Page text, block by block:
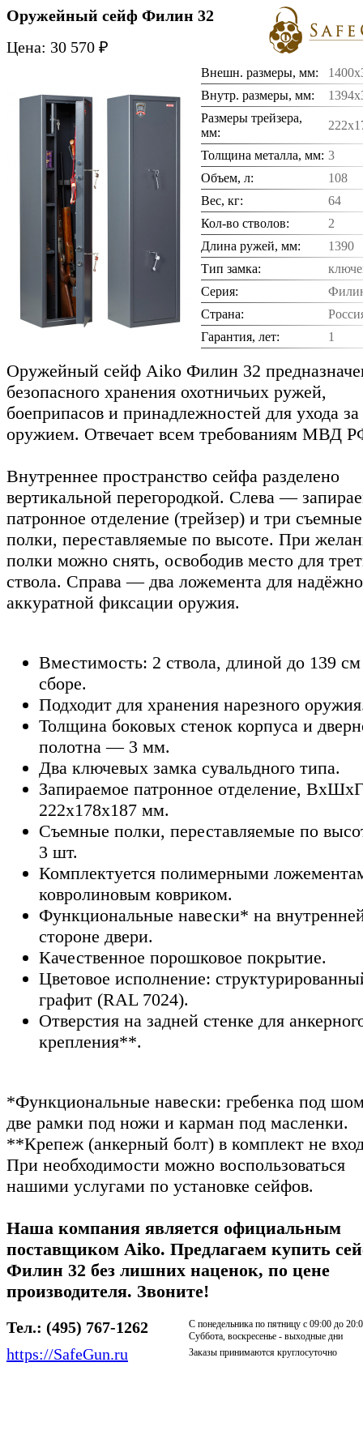
Оружейный сейф Филин 32
Цена: 30 570 ₽
Внешн. размеры, мм:
Внутр. размеры, мм:
Размеры трейзера,
мм:
Толщина металла, мм: 3
Объем, л:
108
Вес, кг:
64
Кол-во стволов:
2
Длина ружей, мм:
1390
Тип замка:
Серия:
Страна:
Гарантия, лет:
1
Оружейный сейф Aiko Филин 32
безопасного хранения охотничьих ружей,
боеприпасов и принадлежностей для ухода за
оружием. Отвечает всем требованиям МВД
Внутреннее пространство сейфа разделено
вертикальной перегородкой. Слева —
патронное отделение (трейзер) и три съемные
полки, переставляемые по высоте. При
полки можно снять, освободив место для
ствола. Справа — два ложемента для
аккуратной фиксации оружия.
Вместимость: 2 ствола, длиной до 139
сборе.
Подходит для хранения нарезного
Толщина боковых стенок корпуса и
полотна — 3 мм.
Два ключевых замка сувальдного типа.
Запираемое патронное отделение,
222х178х187 мм.
Съемные полки, переставляемые по
3 шт.
Комплектуется полимерными
ковролиновым ковриком.
Функциональные навески* на
стороне двери.
Качественное порошковое покрытие.
Цветовое исполнение:
графит (RAL 7024).
Отверстия на задней стенке для
крепления**.
*Функциональные навески: гребенка под
две рамки под ножи и карман под масленки.
**Крепеж (анкерный болт) в комплект не
При необходимости можно воспользоваться
нашими услугами по установке сейфов.
Наша компания является официальным
поставщиком Aiko. Предлагаем купить
Филин 32 без лишних наценок, по цене
производителя. Звоните!
Тел.: (495) 767-1262
https://SafeGun.ru
С понедельника по пятницу с 09:00 до
Суббота, воскресенье - выходные дни
Заказы принимаются круглосуточно